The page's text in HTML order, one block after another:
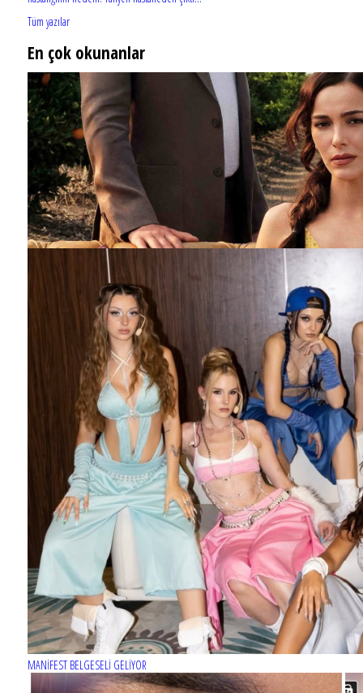
Tüm yazılar
En çok okunanlar
MERCAN KÖŞK dizisinin afişi hazır
MANİFEST BELGESELİ GELİYOR